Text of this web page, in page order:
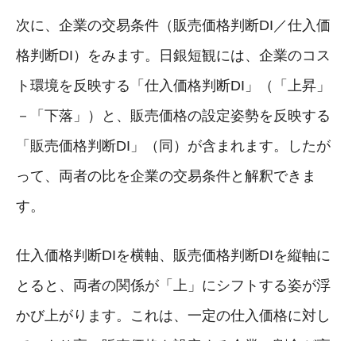
次に、企業の交易条件（販売価格判断DI／仕入価
格判断DI）をみます。日銀短観には、企業のコス
ト環境を反映する「仕入価格判断DI」（「上昇」
－「下落」）と、販売価格の設定姿勢を反映する
「販売価格判断DI」（同）が含まれます。したが
って、両者の比を企業の交易条件と解釈できま
す。
仕入価格判断DIを横軸、販売価格判断DIを縦軸に
とると、両者の関係が「上」にシフトする姿が浮
かび上がります。これは、一定の仕入価格に対し